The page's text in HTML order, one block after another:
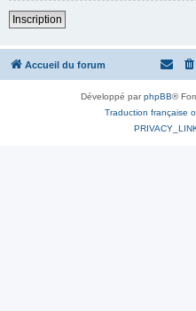
Inscription
Accueil du forum
Développé parphpBB®
Traduction française